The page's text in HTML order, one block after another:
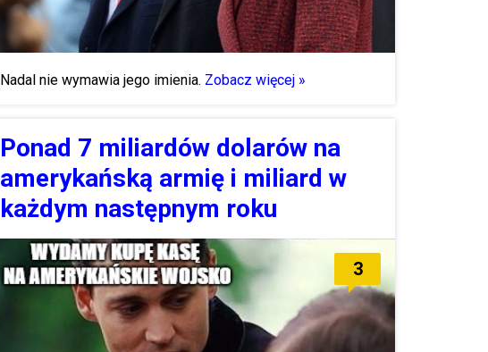
Nadal nie wymawia jego imienia. Zobacz więcej »
Ponad 7 miliardów dolarów na
amerykańską armię i miliard w
każdym następnym roku
3